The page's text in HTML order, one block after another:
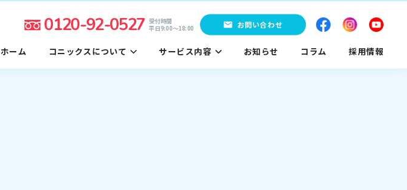
0120-92-0527 受付時間
平日9:00〜18:00
お問い合わせ
ホーム コニックスについて サービス内容 お知らせ コラム 採用情報